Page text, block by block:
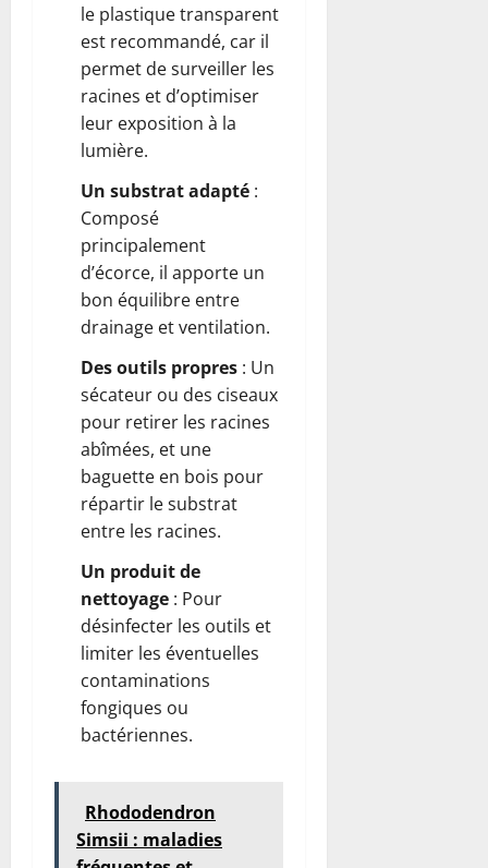
le plastique transparent
est recommandé, car il
permet de surveiller les
racines et d’optimiser
leur exposition à la
lumière.
Un substrat adapté :
Composé
principalement
d’écorce, il apporte un
bon équilibre entre
drainage et ventilation.
Des outils propres : Un
sécateur ou des ciseaux
pour retirer les racines
abîmées, et une
baguette en bois pour
répartir le substrat
entre les racines.
Un produit de
nettoyage : Pour
désinfecter les outils et
limiter les éventuelles
contaminations
fongiques ou
bactériennes.
Rhododendron
Simsii : maladies